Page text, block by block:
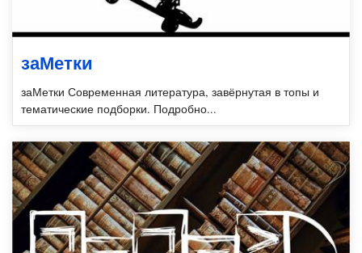
заМетки
заМетки Современная литература, завёрнутая в топы и
тематические подборки. Подробно...